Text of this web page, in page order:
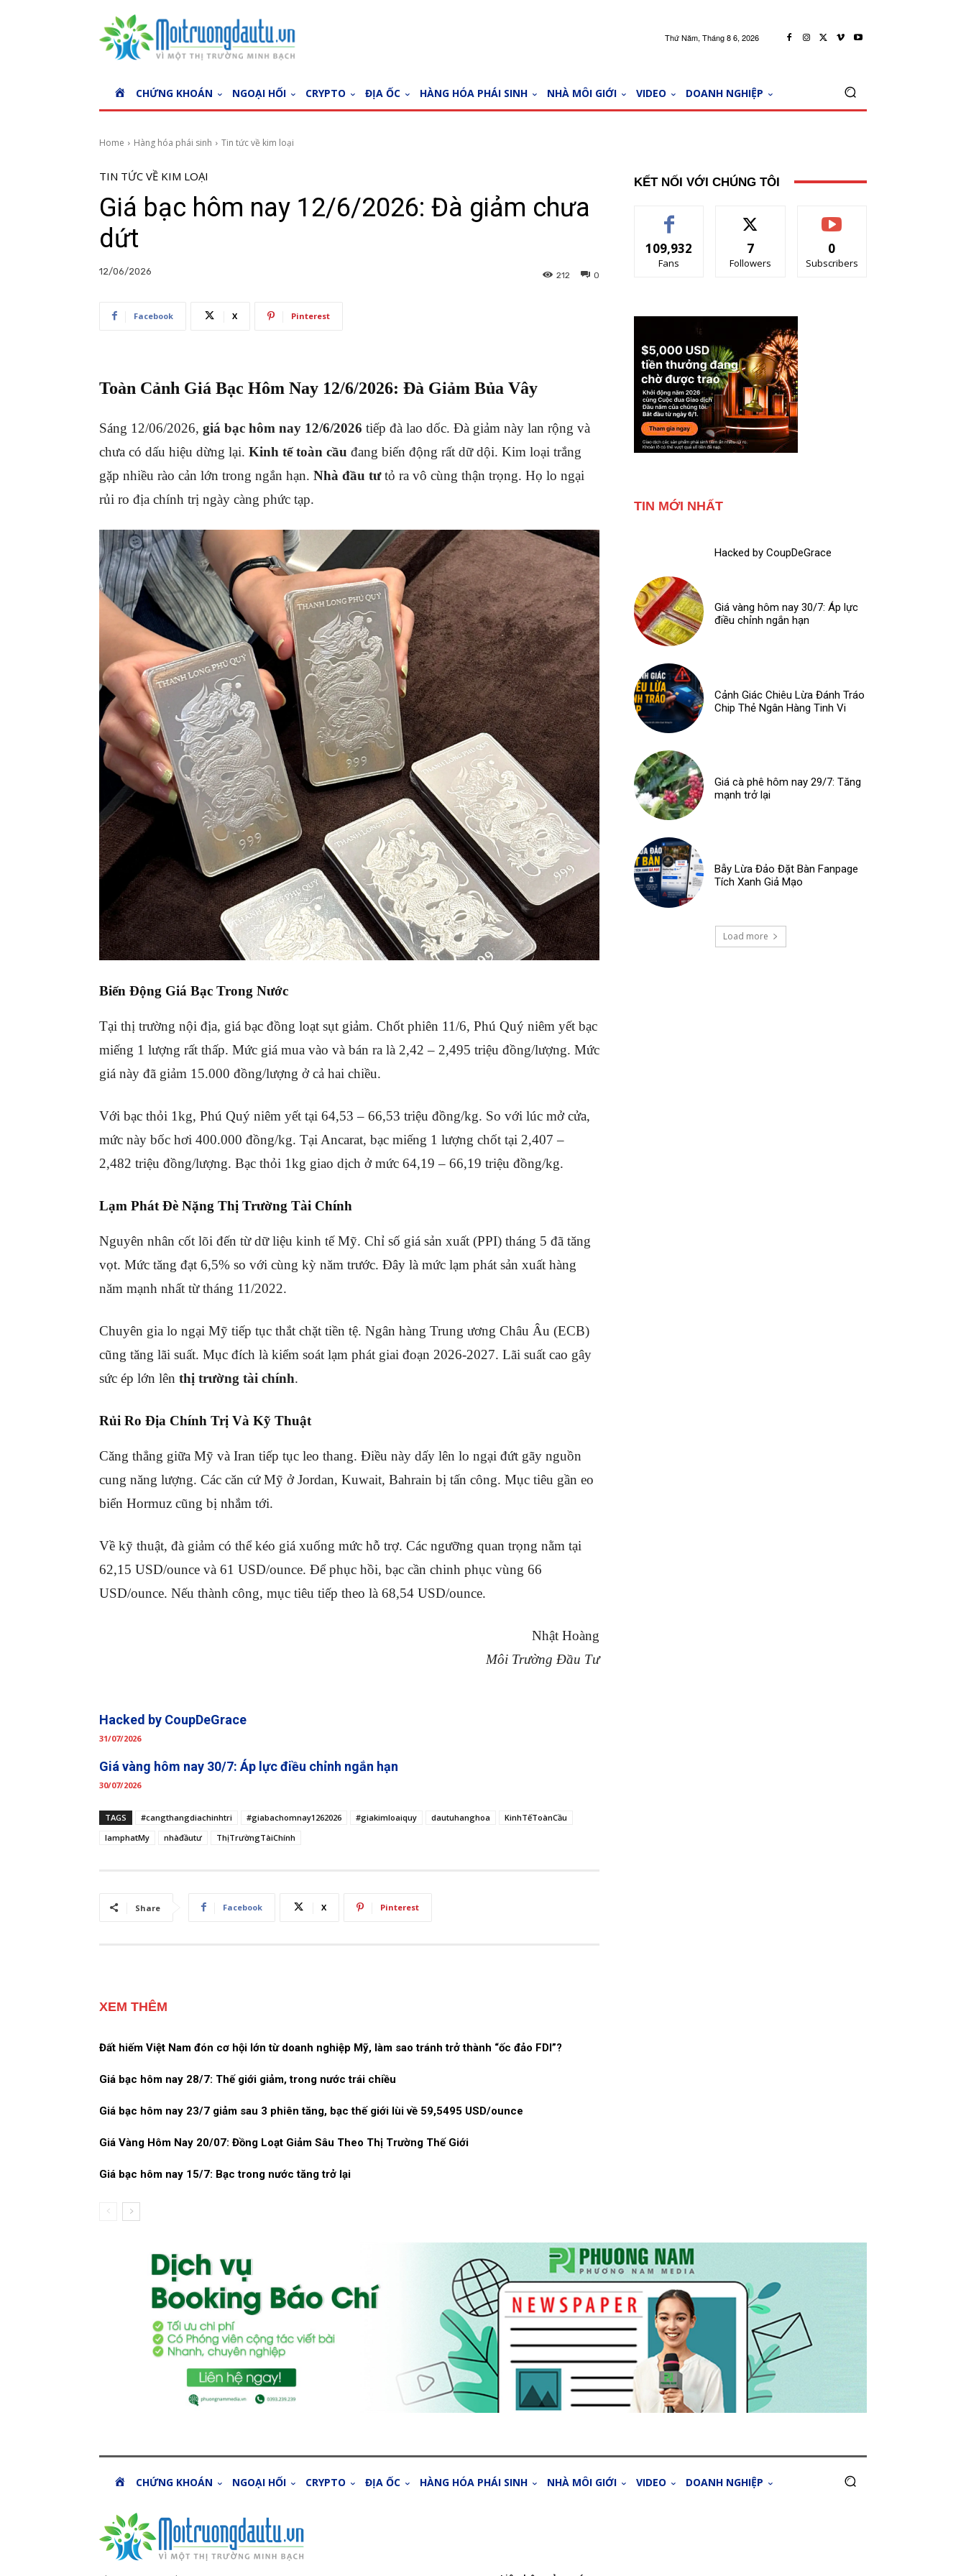
Thứ Năm, Tháng 8 6, 2026
O
CHỨNG KHOÁN NGOẠI HỐI CRYPTO ĐỊA ỐC HÀNG HÓA PHÁI SINH NHÀ MÔI GIỚI VIDEO DOANH NGHIỆP
Home Hàng hóa phái sinh Tin tức về kim loại
TIN TỨC VỀ KIM LOẠI
Giá bạc hôm nay 12/6/2026: Đà giảm chưa
dứt
12/06/2026 0
212
Facebook X Pinterest
Toàn Cảnh Giá Bạc Hôm Nay 12/6/2026: Đà Giảm Bủa Vây
Sáng 12/06/2026, giá bạc hôm nay 12/6/2026 tiếp đà lao dốc. Đà giảm này lan rộng và
chưa có dấu hiệu dừng lại. Kinh tế toàn cầu đang biến động rất dữ dội. Kim loại trắng
gặp nhiều rào cản lớn trong ngắn hạn. Nhà đầu tưtỏ ra vô cùng thận trọng. Họ lo ngại
rủi ro địa chính trị ngày càng phức tạp.
Biến Động Giá Bạc Trong Nước
Tại thị trường nội địa, giá bạc đồng loạt sụt giảm. Chốt phiên 11/6, Phú Quý niêm yết bạc
miếng 1 lượng rất thấp. Mức giá mua vào và bán ra là 2,42 – 2,495 triệu đồng/lượng. Mức
giá này đã giảm 15.000 đồng/lượng ở cả hai chiều.
Với bạc thỏi 1kg, Phú Quý niêm yết tại 64,53 – 66,53 triệu đồng/kg. So với lúc mở cửa,
mức này bốc hơi 400.000 đồng/kg. Tại Ancarat, bạc miếng 1 lượng chốt tại 2,407 –
2,482 triệu đồng/lượng. Bạc thỏi 1kg giao dịch ở mức 64,19 – 66,19 triệu đồng/kg.
Lạm Phát Đè Nặng Thị Trường Tài Chính
Nguyên nhân cốt lõi đến từ dữ liệu kinh tế Mỹ. Chỉ số giá sản xuất (PPI) tháng 5 đã tăng
vọt. Mức tăng đạt 6,5% so với cùng kỳ năm trước. Đây là mức lạm phát sản xuất hàng
năm mạnh nhất từ tháng 11/2022.
Chuyên gia lo ngại Mỹ tiếp tục thắt chặt tiền tệ. Ngân hàng Trung ương Châu Âu (ECB)
cũng tăng lãi suất. Mục đích là kiểm soát lạm phát giai đoạn 2026-2027. Lãi suất cao gây
sức ép lớn lên thị trường tài chính.
Rủi Ro Địa Chính Trị Và Kỹ Thuật
Căng thẳng giữa Mỹ và Iran tiếp tục leo thang. Điều này dấy lên lo ngại đứt gãy nguồn
cung năng lượng. Các căn cứ Mỹ ở Jordan, Kuwait, Bahrain bị tấn công. Mục tiêu gần eo
biển Hormuz cũng bị nhắm tới.
Về kỹ thuật, đà giảm có thể kéo giá xuống mức hỗ trợ. Các ngưỡng quan trọng nằm tại
62,15 USD/ounce và 61 USD/ounce. Để phục hồi, bạc cần chinh phục vùng 66
USD/ounce. Nếu thành công, mục tiêu tiếp theo là 68,54 USD/ounce.
Nhật Hoàng
Môi Trường Đầu Tư
Hacked by CoupDeGrace
31/07/2026
Giá vàng hôm nay 30/7: Áp lực điều chỉnh ngắn hạn
30/07/2026
TAGS #cangthangdiachinhtri #giabachomnay1262026 #giakimloaiquy dautuhanghoa
KinhTếToànCầu
lamphatMy
nhàđầutư ThịTrườngTàiChính
Share Facebook X Pinterest
XEM THÊM
Đất hiếm Việt Nam đón cơ hội lớn từ doanh nghiệp Mỹ, làm sao tránh trở thành “ốc đảo FDI”?
Giá bạc hôm nay 28/7: Thế giới giảm, trong nước trái chiều
Giá bạc hôm nay 23/7 giảm sau 3 phiên tăng, bạc thế giới lùi về 59,5495 USD/ounce
Giá Vàng Hôm Nay 20/07: Đồng Loạt Giảm Sâu Theo Thị Trường Thế Giới
Giá bạc hôm nay 15/7: Bạc trong nước tăng trở lại
KẾT NỐI VỚI CHÚNG TÔI
109,932
Fans
7
Followers
0
Subscribers
TIN MỚI NHẤT
Hacked by CoupDeGrace
Giá vàng hôm nay 30/7: Áp lực
điều chỉnh ngắn hạn
Cảnh Giác Chiêu Lừa Đánh Tráo
Chip Thẻ Ngân Hàng Tinh Vi
Giá cà phê hôm nay 29/7: Tăng
mạnh trở lại
Bẫy Lừa Đảo Đặt Bàn Fanpage
Tích Xanh Giả Mạo
Load more
M
E
CHỨNG KHOÁN NGOẠI HỐI CRYPTO ĐỊA ỐC HÀNG HÓA PHÁI SINH NHÀ MÔI GIỚI VIDEO DOANH NGHIỆP